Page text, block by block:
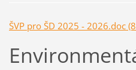
ŠVP pro ŠD 2025 - 2026.doc